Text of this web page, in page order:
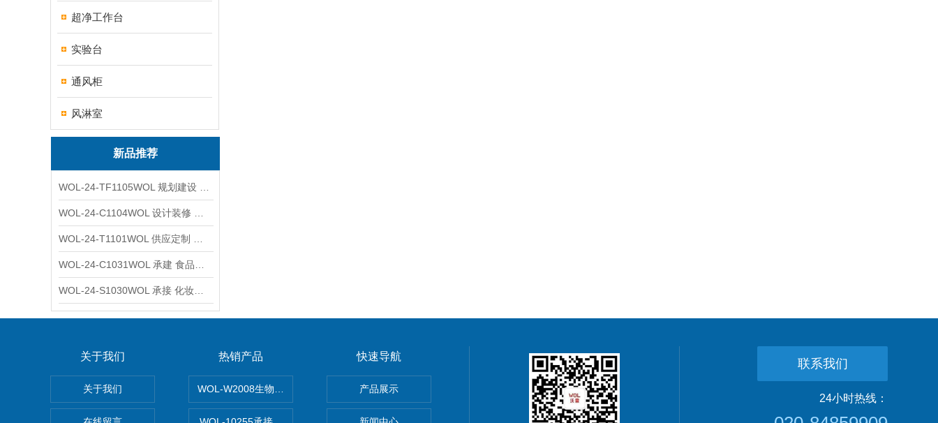
超净工作台
实验台
通风柜
风淋室
新品推荐
关于我们
关于我们
热销产品
WOL-W2008生物制药GMP车间净化工程装修标准有哪些 无菌室|净化工程
快速导航
产品展示
联系我们
24小时热线：